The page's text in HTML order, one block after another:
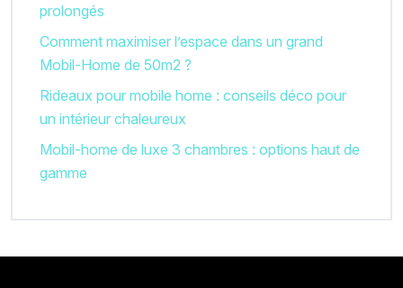
prolongés
Comment maximiser l’espace dans un grand
Mobil-Home de 50m2 ?
Rideaux pour mobile home : conseils déco pour
un intérieur chaleureux
Mobil-home de luxe 3 chambres : options haut de
gamme